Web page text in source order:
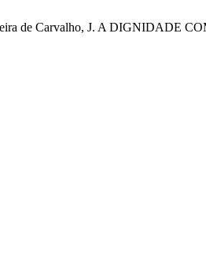
de Carvalho, J. A